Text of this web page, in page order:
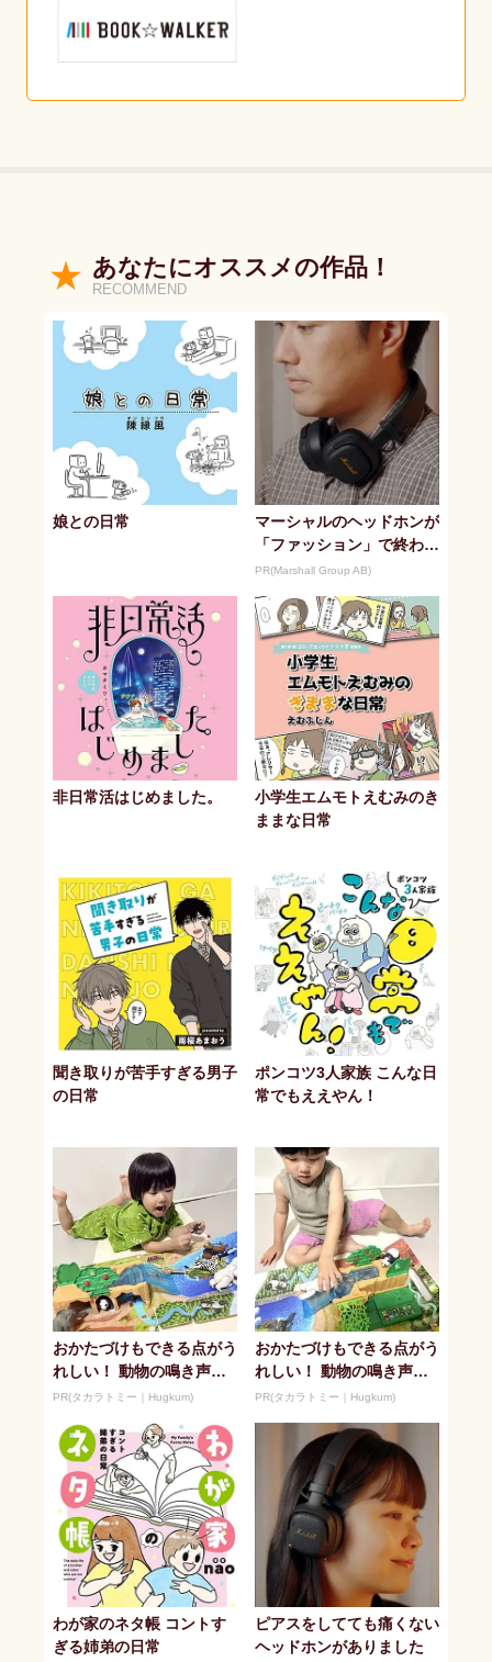
あなたにオススメの作品！
RECOMMEND
娘との日常
マーシャルのヘッドホンが
「ファッション」で終わら
ない理由
PR(Marshall Group AB)
非日常活はじめました。
小学生エムモトえむみのき
ままな日常
聞き取りが苦手すぎる男子
の日常
ポンコツ3人家族 こんな日
常でもええやん！
おかたづけもできる点がう
れしい！ 動物の鳴き声や
セリフが盛りだくさんの
PR(タカラトミー｜Hugkum)
おかたづけもできる点がう
れしい！ 動物の鳴き声や
セリフが盛りだくさんの
PR(タカラトミー｜Hugkum)
わが家のネタ帳 コントす
ぎる姉弟の日常
ピアスをしてても痛くない
ヘッドホンがありました